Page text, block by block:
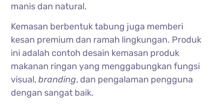
manis dan natural.
Kemasan berbentuk tabung juga memberi
kesan premium dan ramah lingkungan. Produk
ini adalah contoh desain kemasan produk
makanan ringan yang menggabungkan fungsi
visual,branding, dan pengalaman pengguna
dengan sangat baik.